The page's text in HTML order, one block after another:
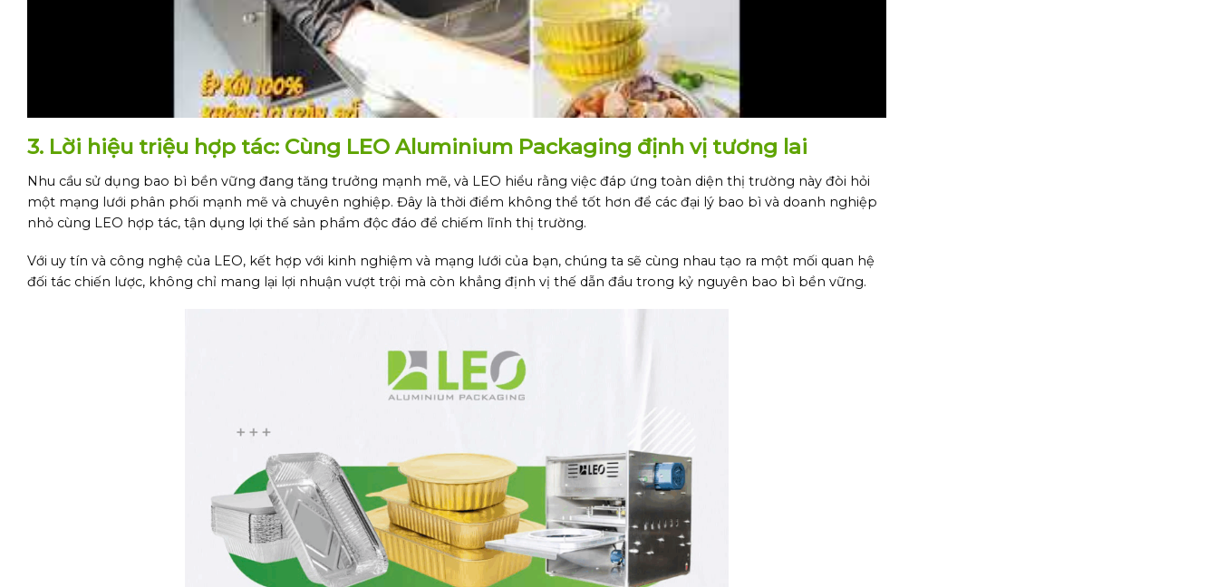
3. Lời hiệu triệu hợp tác: Cùng LEO Aluminium Packaging định vị tương lai
Nhu cầu sử dụng bao bì bền vững đang tăng trưởng mạnh mẽ, và LEO hiểu rằng việc đáp ứng toàn diện thị trường này đòi hỏi
một mạng lưới phân phối mạnh mẽ và chuyên nghiệp. Đây là thời điểm không thể tốt hơn để các đại lý bao bì và doanh nghiệp
nhỏ cùng LEO hợp tác, tận dụng lợi thế sản phẩm độc đáo để chiếm lĩnh thị trường.
Với uy tín và công nghệ của LEO, kết hợp với kinh nghiệm và mạng lưới của bạn, chúng ta sẽ cùng nhau tạo ra một mối quan hệ
đối tác chiến lược, không chỉ mang lại lợi nhuận vượt trội mà còn khẳng định vị thế dẫn đầu trong kỷ nguyên bao bì bền vững.